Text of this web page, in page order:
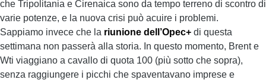
che Tripolitania e Cirenaica sono da tempo terreno di scontro di
varie potenze, e la nuova crisi può acuire i problemi.
Sappiamo invece che la riunione dell’Opec+ di questa
settimana non passerà alla storia. In questo momento, Brent e
Wti viaggiano a cavallo di quota 100 (più sotto che sopra),
senza raggiungere i picchi che spaventavano imprese e